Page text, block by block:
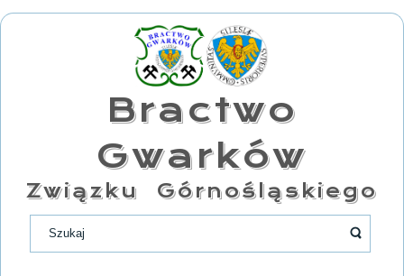
Bractwo
Gwarków
Związku Górnośląskiego